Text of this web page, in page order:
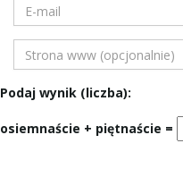
Podaj wynik (liczba):
osiemnaście + piętnaście =